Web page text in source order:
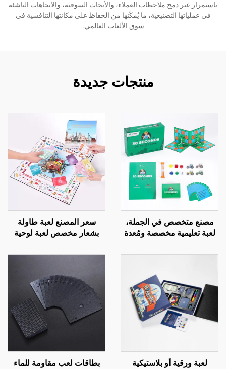
باستمرار عبر دمج ملاحظات العملاء، والأبحاث السوقية، والاتجاهات الناشئة
في عملياتها التصنيعية، ما يُمكّنها من الحفاظ على مكانتها التنافسية في
سوق الألعاب العالمي.
منتجات جديدة
مصنع متخصص في الجملة،
لعبة تعليمية مخصصة ومُعدة
بقطع بلاستيكية لمدة 30 ثانية
سعر المصنع لعبة طاولة
بشعار مخصص لعبة لوحية
الشطرنج نسخة الكبار لعبة
لعبة ورقية أو بلاستيكية
بطاقات لعب مقاومة للماء